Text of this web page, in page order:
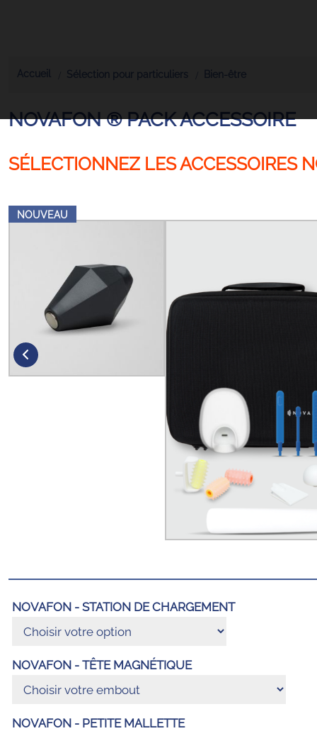
Accueil Sélection pour particuliers Bien-être
NOVAFON ® PACK ACCESSOIRE
SÉLECTIONNEZ LES ACCESSOIRES
NOUVEAU
NOVAFON - STATION DE CHARGEMENT
NOVAFON - TÊTE MAGNÉTIQUE
NOVAFON - PETITE MALLETTE